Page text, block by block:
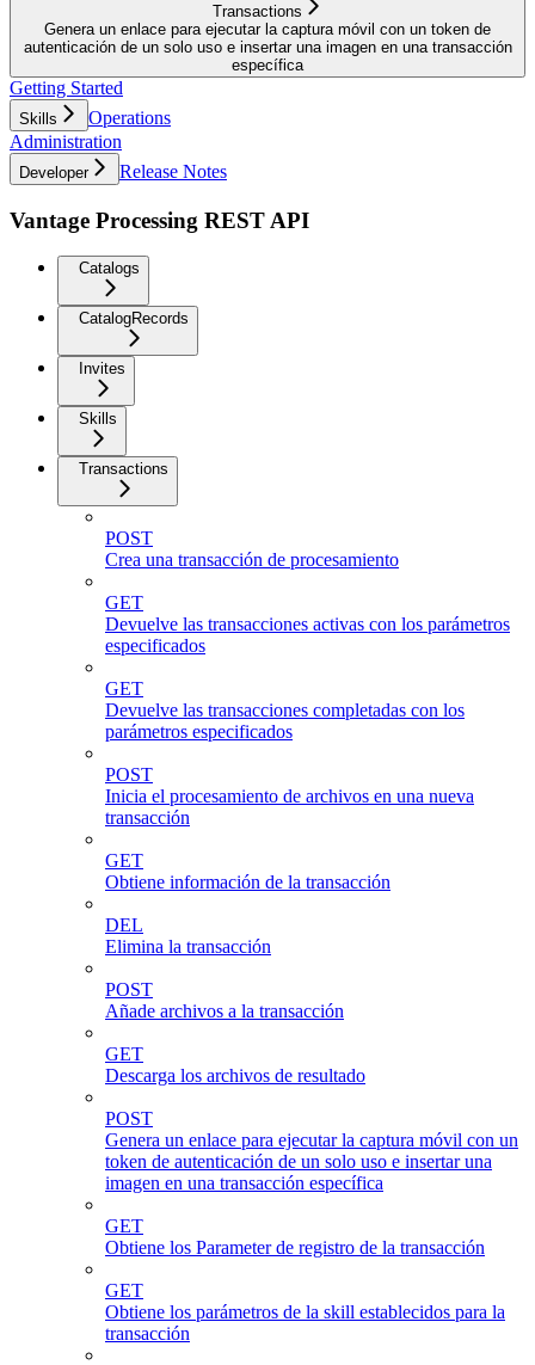
Transactions
Genera un enlace para ejecutar la captura móvil con un token de
autenticación de un solo uso e insertar una imagen en una transacción
específica
Getting Started
Skills
Operations
Administration
Developer Release Notes
Vantage Processing REST API
Catalogs
CatalogRecords
Invites
Skills
Transactions
POST
Crea una transacción de procesamiento
GET
Devuelve las transacciones activas con los parámetros
especificados
GET
Devuelve las transacciones completadas con los
parámetros especificados
POST
Inicia el procesamiento de archivos en una nueva
transacción
GET
Obtiene información de la transacción
DEL
Elimina la transacción
POST
Añade archivos a la transacción
GET
Descarga los archivos de resultado
POST
Genera un enlace para ejecutar la captura móvil con un
token de autenticación de un solo uso e insertar una
imagen en una transacción específica
GET
Obtiene los Parameter de registro de la transacción
GET
Obtiene los parámetros de la skill establecidos para la
transacción